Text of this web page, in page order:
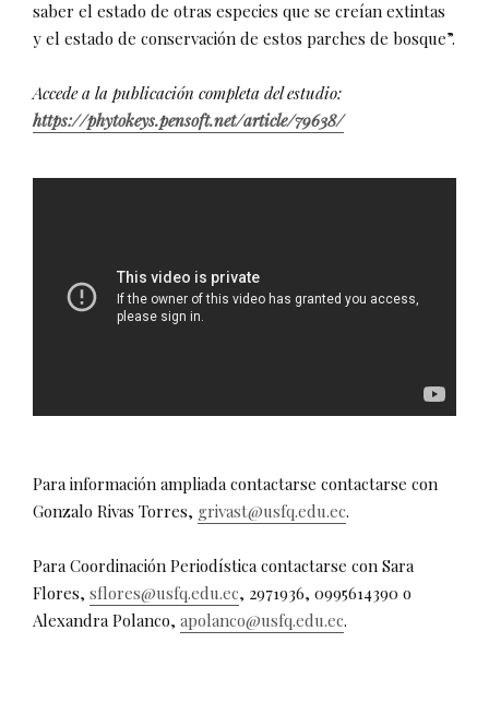
saber el estado de otras especies que se creían extintas
y el estado de conservación de estos parches de bosque”.
Accede a la publicación completa del estudio:
https://phytokeys.pensoft.net/article/79638/
Para información ampliada contactarse contactarse con
Gonzalo Rivas Torres, grivast@usfq.edu.ec.
Para Coordinación Periodística contactarse con Sara
Flores, sflores@usfq.edu.ec, 2971936, 0995614390 o
Alexandra Polanco, apolanco@usfq.edu.ec.